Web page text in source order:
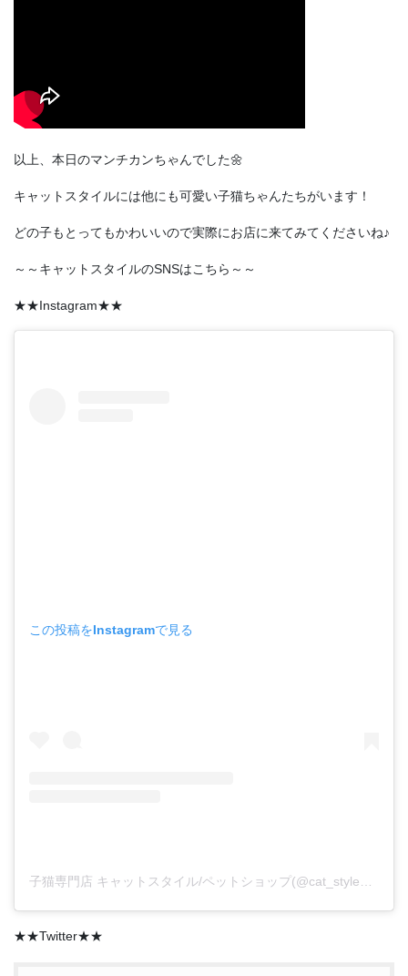
以上、本日のマンチカンちゃんでした🌼
キャットスタイルには他にも可愛い子猫ちゃんたちがいます！
どの子もとってもかわいいので実際にお店に来てみてくださいね♪
～～キャットスタイルのSNSはこちら～～
★★Instagram★★
この投稿をInstagramで見る
子猫専門店 キャットスタイル/ペットショップ(@cat_style_2021)がシェアした投稿
★★Twitter★★